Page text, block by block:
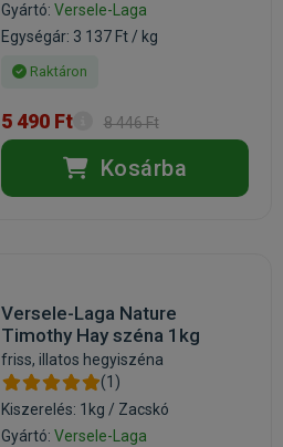
Gyártó: Versele-Laga
Egységár: 3 137 Ft / kg
Raktáron
5 490 Ft 8 446 Ft
Kosárba
Versele-Laga Nature
Timothy Hay széna 1kg
friss, illatos hegyiszéna
(1)
Kiszerelés: 1kg / Zacskó
Gyártó: Versele-Laga